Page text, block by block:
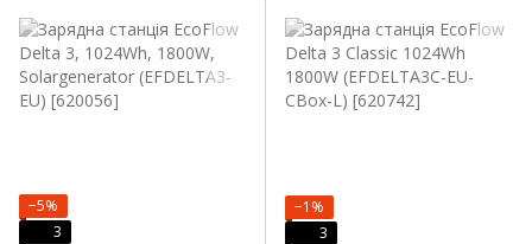
−5%
3
−1%
3